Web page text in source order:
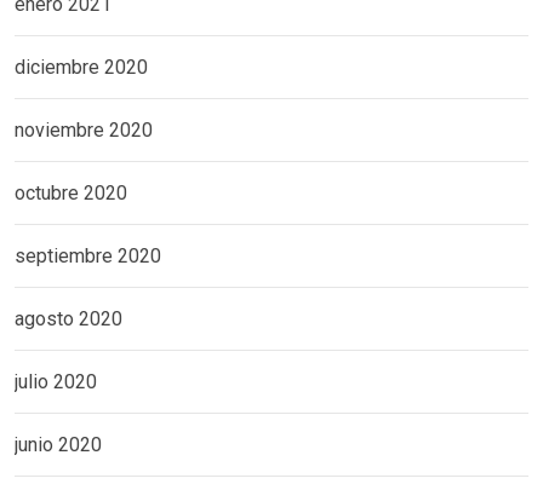
enero 2021
diciembre 2020
noviembre 2020
octubre 2020
septiembre 2020
agosto 2020
julio 2020
junio 2020